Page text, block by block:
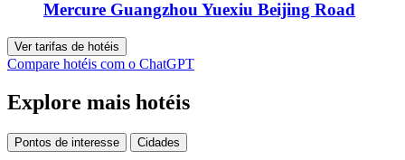
Mercure Guangzhou Yuexiu Beijing Road
Ver tarifas de hotéis
Compare hotéis com o ChatGPT
Explore mais hotéis
Pontos de interesse Cidades